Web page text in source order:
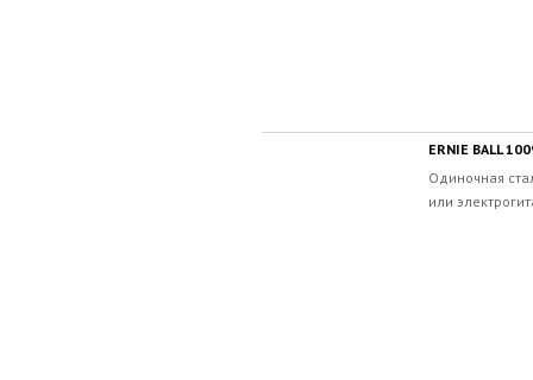
ERNIE BALL
Одиночная
или